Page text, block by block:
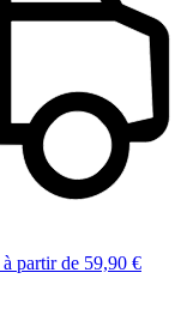
à partir de 59,90 €